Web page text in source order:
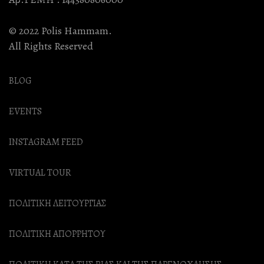
© 2022 Polis Hammam.
All Rights Reserved
BLOG
EVENTS
INSTAGRAM FEED
VIRTUAL TOUR
ΠΟΛΙΤΙΚΗ ΛΕΙΤΟΥΡΓΙΑΣ
ΠΟΛΙΤΙΚΗ ΑΠΟΡΡΗΤΟΥ